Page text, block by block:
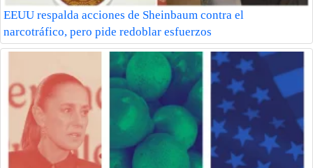
EEUU respalda acciones de Sheinbaum contra el
narcotráfico, pero pide redoblar esfuerzos